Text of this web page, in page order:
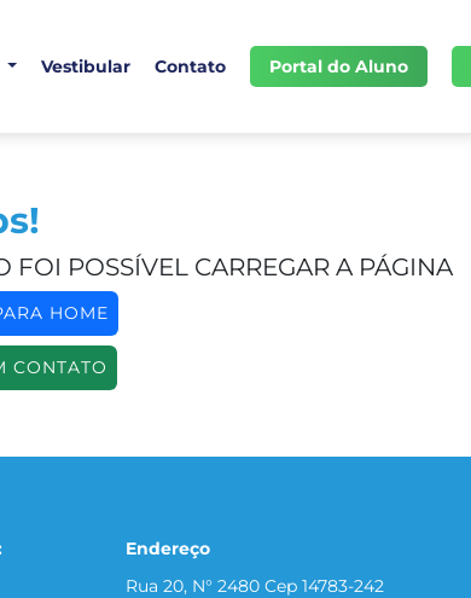
Vestibular Contato Portal do Aluno
POSSÍVEL CARREGAR A PÁGINA
HOME
CONTATO
Endereço
Rua 20, N° 2480 Cep 14783-242